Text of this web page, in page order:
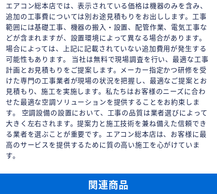
エアコン総本店では、表示されている価格は機器のみを含み、
追加の工事費については別お途見積もりをお出しします。工事
範囲には基礎工事、機器の搬入・設置、配管作業、電気工事な
どが含まれますが、設置環境によって異なる場合があります。
場合によっては、上記に記載されていない追加費用が発生する
可能性もあります。 当社は無料で現場調査を行い、最適な工事
計画とお見積もりをご提案します。メーカー指定かつ研修を受
けた専門の工事業者が現場の状況を把握し、最適なご提案とお
見積もり、施工を実施します。私たちはお客様のニーズに合わ
せた最適な空調ソリューションを提供することをお約束しま
す。 空調設備の設置において、工事の品質は業者選びによって
大きく左右されます。提案力と施工技術を兼ね備えた信頼でき
る業者を選ぶことが重要です。エアコン総本店は、お客様に最
高のサービスを提供するために質の高い施工を心がけていま
す。
関連商品